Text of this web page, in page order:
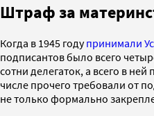
Штраф за
Когда в 1945 годупринимали
подписантов было всего
сотни делегаток, а всего в
числе прочего требовали от
не только формально